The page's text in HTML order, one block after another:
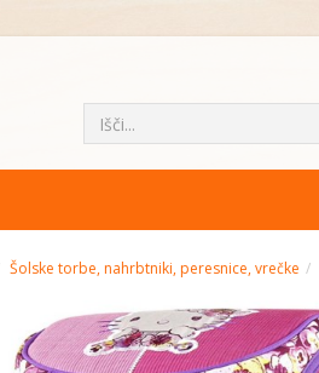
Šolske torbe, nahrbtniki, peresnice, vrečke